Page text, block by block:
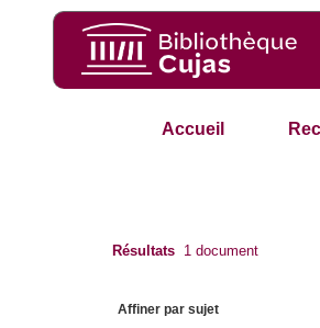
Accueil
Résultats 1 document
Affiner par sujet